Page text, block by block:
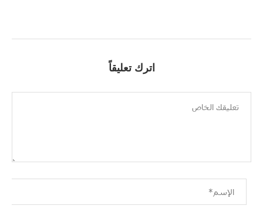
اترك تعليقاً